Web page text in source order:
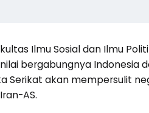
Ilmu Sosial dan Ilmu
bergabungnya Indonesia
Serikat akan mempersulit
AS.